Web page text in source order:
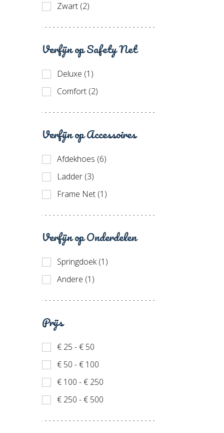
Zwart (2)
Verfijn op Safety Net
Deluxe (1)
Comfort (2)
Verfijn op Accessoires
Afdekhoes (6)
Ladder (3)
Frame Net (1)
Verfijn op Onderdelen
Springdoek (1)
Andere (1)
Prijs
€ 25 - € 50
€ 50 - € 100
€ 100 - € 250
€ 250 - € 500